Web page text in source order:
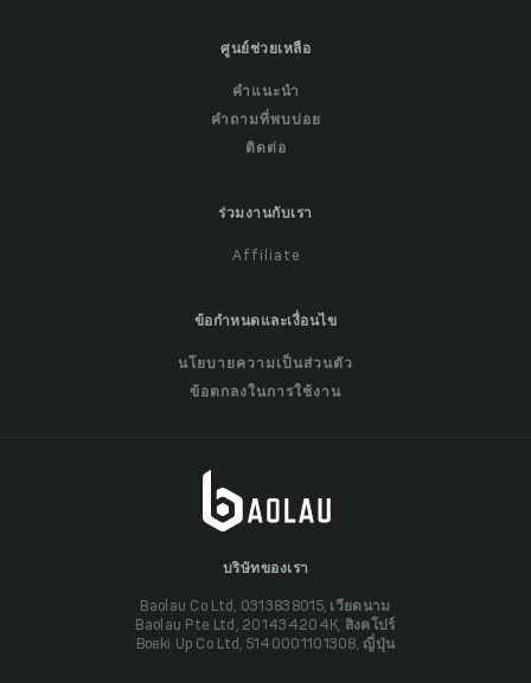
ศูนย์ช่วยเหลือ
คำแนะนำ
คำถามที่พบบ่อย
ติดต่อ
ร่วมงานกับเรา
Affiliate
ข้อกำหนดและเงื่อนไข
นโยบายความเป็นส่วนตัว
ข้อตกลงในการใช้งาน
บริษัทของเรา
Baolau Co Ltd, 0313838015, เวียดนาม
Baolau Pte Ltd, 201434204K, สิงคโปร์
Boeki Up Co Ltd, 5140001101308, ญี่ปุ่น